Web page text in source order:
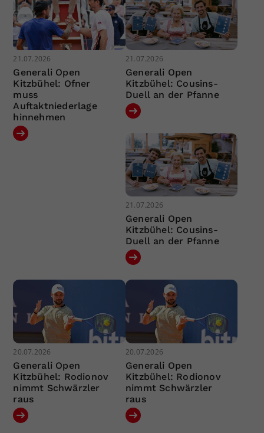
21.07.2026
Generali Open
Kitzbühel: Ofner
muss
Auftaktniederlage
hinnehmen
21.07.2026
Generali Open
Kitzbühel: Cousins-
Duell an der Pfanne
21.07.2026
Generali Open
Kitzbühel: Cousins-
Duell an der Pfanne
20.07.2026
Generali Open
Kitzbühel: Rodionov
nimmt Schwärzler
raus
20.07.2026
Generali Open
Kitzbühel: Rodionov
nimmt Schwärzler
raus